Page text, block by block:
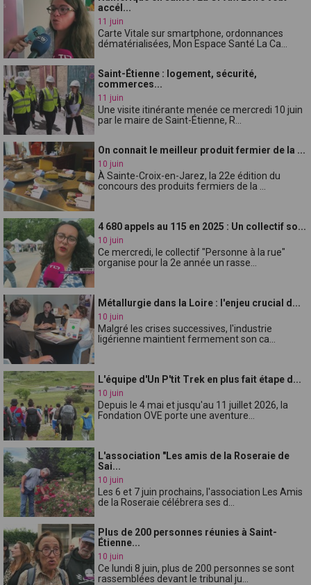
accél...
11 juin
Carte Vitale sur smartphone, ordonnances
dématérialisées, Mon Espace Santé La Ca...
Saint-Étienne : logement, sécurité,
commerces...
11 juin
Une visite itinérante menée ce mercredi 10 juin
par le maire de Saint-Étienne, R...
On connait le meilleur produit fermier de la ...
10 juin
À Sainte-Croix-en-Jarez, la 22e édition du
concours des produits fermiers de la ...
4 680 appels au 115 en 2025 : Un collectif so...
10 juin
Ce mercredi, le collectif "Personne à la rue"
organise pour la 2e année un rasse...
Métallurgie dans la Loire : l'enjeu crucial d...
10 juin
Malgré les crises successives, l'industrie
ligérienne maintient fermement son ca...
L'équipe d'Un P'tit Trek en plus fait étape d...
10 juin
Depuis le 4 mai et jusqu'au 11 juillet 2026, la
Fondation OVE porte une aventure...
L'association "Les amis de la Roseraie de
Sai...
10 juin
Les 6 et 7 juin prochains, l'association Les Amis
de la Roseraie célébrera ses d...
Plus de 200 personnes réunies à Saint-
Étienne...
10 juin
Ce lundi 8 juin, plus de 200 personnes se sont
rassemblées devant le tribunal ju...